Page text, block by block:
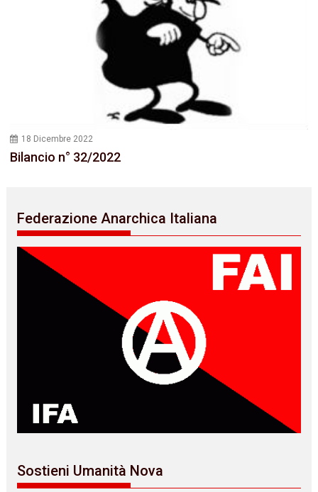
18 Dicembre 2022
Bilancio n° 32/2022
Federazione Anarchica Italiana
Sostieni Umanità Nova